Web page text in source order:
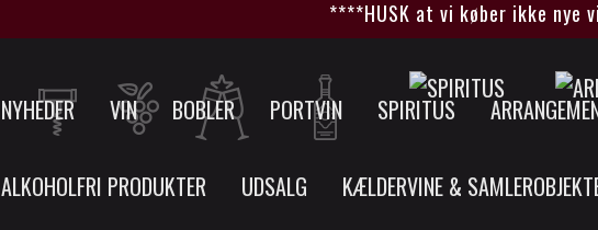
****HUSK at vi køber ikke nye
NYHEDER VIN BOBLER PORTVIN SPIRITUS
ALKOHOLFRI PRODUKTER UDSALG KÆLDERVINE &